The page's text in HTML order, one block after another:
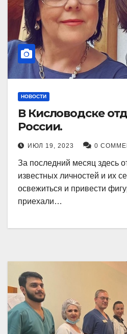
НОВОСТИ
В Кисловодске
России.
ИЮЛ 19, 2023 0
За последний месяц здесь
известных личностей и их
освежиться и привести
приехали…